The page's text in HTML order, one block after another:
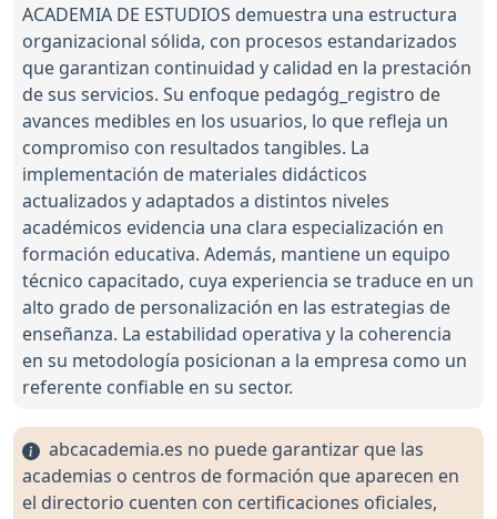
ACADEMIA DE ESTUDIOS demuestra una estructura
organizacional sólida, con procesos estandarizados
que garantizan continuidad y calidad en la prestación
de sus servicios. Su enfoque pedagóg_registro de
avances medibles en los usuarios, lo que refleja un
compromiso con resultados tangibles. La
implementación de materiales didácticos
actualizados y adaptados a distintos niveles
académicos evidencia una clara especialización en
formación educativa. Además, mantiene un equipo
técnico capacitado, cuya experiencia se traduce en un
alto grado de personalización en las estrategias de
enseñanza. La estabilidad operativa y la coherencia
en su metodología posicionan a la empresa como un
referente confiable en su sector.
abcacademia.es no puede garantizar que las
academias o centros de formación que aparecen en
el directorio cuenten con certificaciones oficiales,